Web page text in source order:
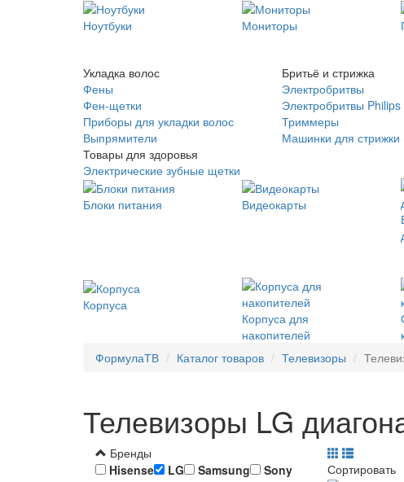
Ноутбуки Мониторы
Укладка волос
Фены
Фен-щетки
Приборы для укладки волос
Выпрямители
Товары для здоровья
Электрические зубные щетки
Бритьё и стрижка
Электробритвы
Электробритвы Philips
Триммеры
Машинки для стрижки
Блоки питания
Видеокарты
Корпуса
Корпуса для
накопителей
ФормулаТВ Каталог товаров Телевизоры
Телевизоры LG
Бренды
Hisense
LG Samsung
Sony
Сортировать